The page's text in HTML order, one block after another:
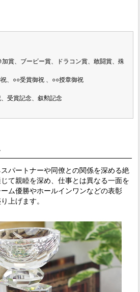
賞、ブービー賞、ドラコン賞、敢闘賞、殊
、○○受賞御祝 、○○授章御祝
受賞記念、叙勲記念
パートナーや同僚との関係を深める絶
て親睦を深め、仕事とは異なる一面を
ム優勝やホールインワンなどの表彰
上げます。